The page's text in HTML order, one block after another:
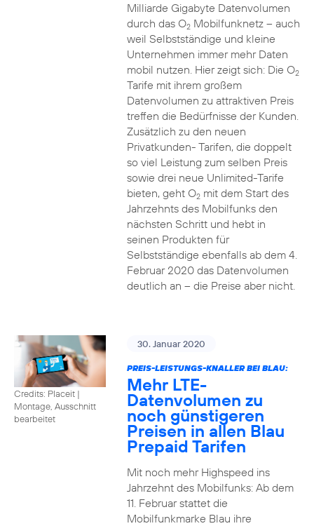
Milliarde Gigabyte Datenvolumen
durch das O2Mobilfunknetz – auch
weil Selbstständige und kleine
Unternehmen immer mehr Daten
mobil nutzen. Hier zeigt sich: Die O2
Tarife mit ihrem großem
Datenvolumen zu attraktiven Preis
treffen die Bedürfnisse der Kunden.
Zusätzlich zu den neuen
Privatkunden- Tarifen, die doppelt
so viel Leistung zum selben Preis
sowie drei neue Unlimited-Tarife
bieten, geht O2mit dem Start des
Jahrzehnts des Mobilfunks den
nächsten Schritt und hebt in
seinen Produkten für
Selbstständige ebenfalls ab dem 4.
Februar 2020 das Datenvolumen
deutlich an – die Preise aber nicht.
Credits: Placeit |
Montage, Ausschnitt
bearbeitet
30. Januar 2020
PREIS-LEISTUNGS-KNALLER BEI BLAU:
Mehr LTE-
Datenvolumen zu
noch günstigeren
Preisen in allen Blau
Prepaid Tarifen
Mit noch mehr Highspeed ins
Jahrzehnt des Mobilfunks: Ab dem
11. Februar stattet die
Mobilfunkmarke Blau ihre